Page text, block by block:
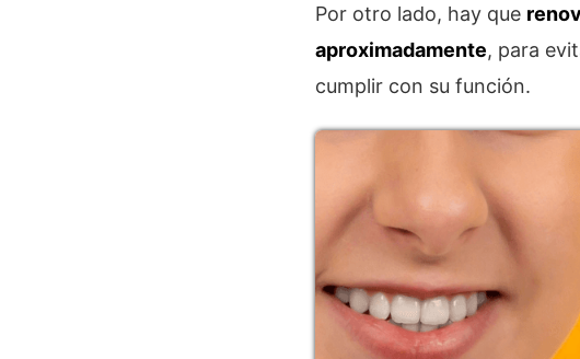
Por otro lado, hay que
aproximadamente, para
cumplir con su función.